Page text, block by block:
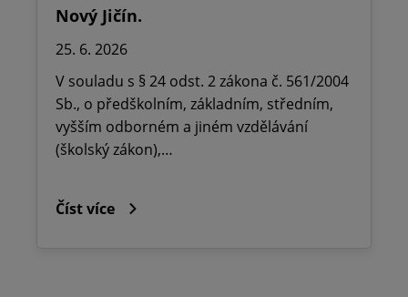
Nový Jičín.
25. 6. 2026
V souladu s § 24 odst. 2 zákona č. 561/2004
Sb., o předškolním, základním, středním,
vyšším odborném a jiném vzdělávání
(školský zákon),…
Číst více